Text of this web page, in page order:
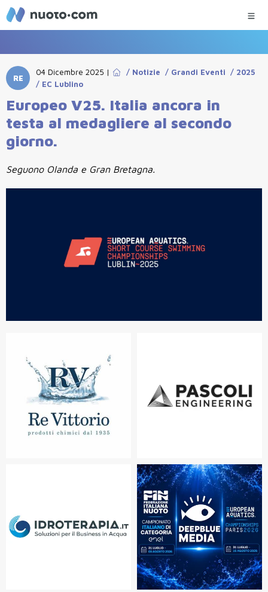
RE
04 Dicembre 2025 | / Notizie / Grandi Eventi / 2025
/ EC Lublino
Europeo V25. Italia ancora in
testa al medagliere al secondo
giorno.
Seguono Olanda e Gran Bretagna.